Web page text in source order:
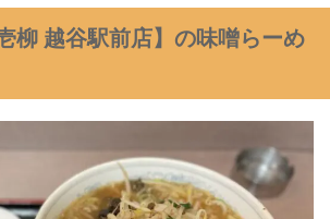
柳 越谷駅前店】の味噌らーめ